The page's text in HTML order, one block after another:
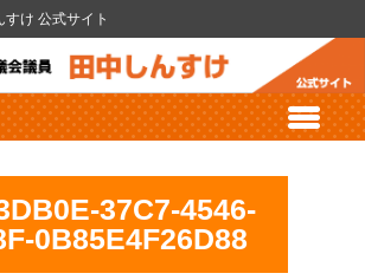
け 公式サイト
37C7-4546-
0B85E4F26D88